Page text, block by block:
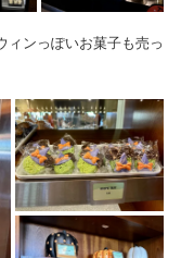
ィンっぽいお菓子も売っ